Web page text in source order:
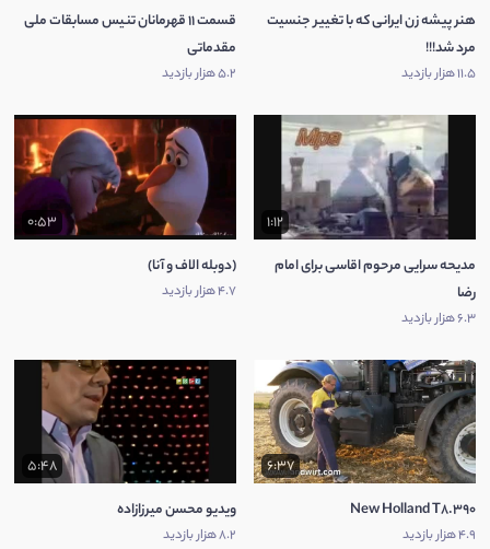
هنر پیشه زن ایرانی که با تغییر جنسیت
مرد شد!!!
11.5 هزار بازدید
قسمت 11 قهرمانان تنیس مسابقات ملی
مقدماتی
5.2 هزار بازدید
1:12
مدیحه سرایی مرحوم اقاسی برای امام
رضا
6.3 هزار بازدید
0:53
(دوبله الاف و آنا)
4.7 هزار بازدید
6:37
New Holland T8.390
4.9 هزار بازدید
5:48
ویدیو محسن میرزازاده
8.2 هزار بازدید